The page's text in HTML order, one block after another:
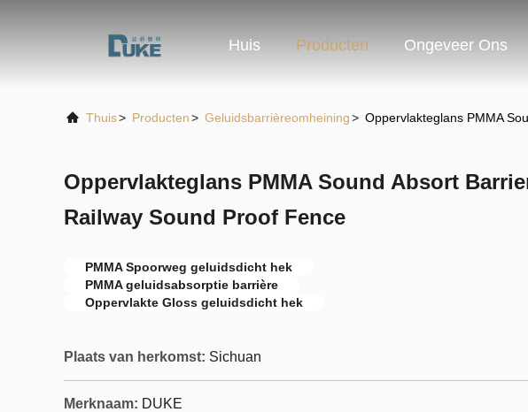
Huis Producten Ongeveer Ons
Thuis> Producten> Geluidsbarrièreomheining> Oppervlakteglans PMMA
Oppervlakteglans PMMA Sound Absort
Railway Sound Proof Fence
PMMA Spoorweg geluidsdicht hek
PMMA geluidsabsorptie barrière
Oppervlakte Gloss geluidsdicht hek
Plaats van herkomst: Sichuan
Merknaam: DUKE